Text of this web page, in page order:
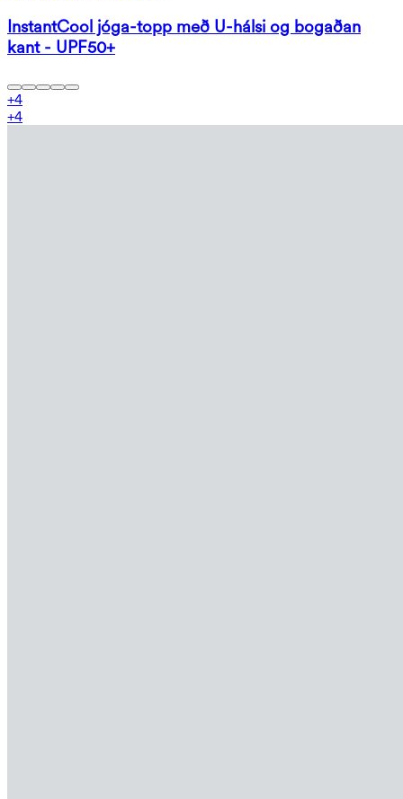
InstantCool jóga-topp með U-hálsi og bogaðan
kant - UPF50+
+4
+4